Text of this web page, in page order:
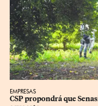
EMPRESAS
CSP propondrá que